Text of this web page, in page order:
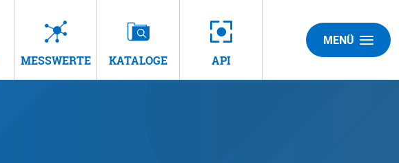
MESSWERTE KATALOGE API
MENÜ